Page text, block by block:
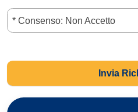
* Consenso: Non Accetto
Invia